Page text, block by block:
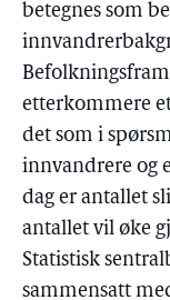
betegnes som
etterkommere
det som i
innvandrere og
dag er antallet
antallet vil øke
Statistisk
sammensatt